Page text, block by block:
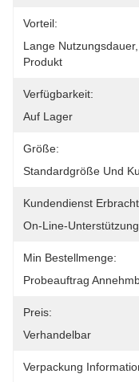
Vorteil:
Lange
Produkt
Verfügbarkeit:
Auf Lager
Größe:
Standardgröße Und
Kundendienst
On-Line-
Min Bestellmenge:
Probeauftrag
Preis:
Verhandelbar
Verpackung